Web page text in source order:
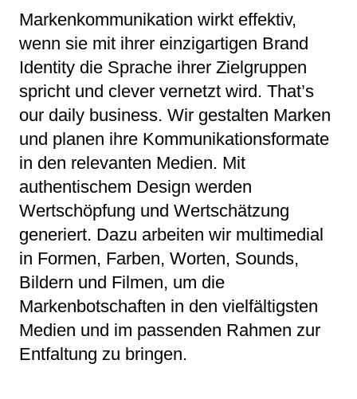
Markenkommunikation wirkt effektiv,
wenn sie mit ihrer einzigartigen Brand
Identity die Sprache ihrer Zielgruppen
spricht und clever vernetzt wird. That’s
our daily business. Wir gestalten Marken
und planen ihre Kommunikationsformate
in den relevanten Medien. Mit
authentischem Design werden
Wertschöpfung und Wertschätzung
generiert. Dazu arbeiten wir multimedial
in Formen, Farben, Worten, Sounds,
Bildern und Filmen, um die
Markenbotschaften in den vielfältigsten
Medien und im passenden Rahmen zur
Entfaltung zu bringen.